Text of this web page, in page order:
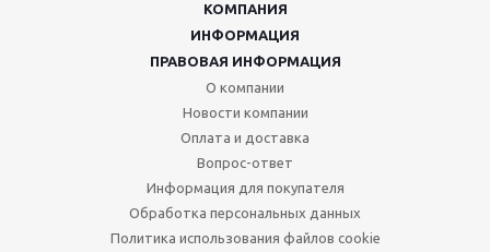
КОМПАНИЯ
ИНФОРМАЦИЯ
ПРАВОВАЯ ИНФОРМАЦИЯ
О компании
Новости компании
Оплата и доставка
Вопрос-ответ
Информация для покупателя
Обработка персональных данных
Политика использования файлов cookie